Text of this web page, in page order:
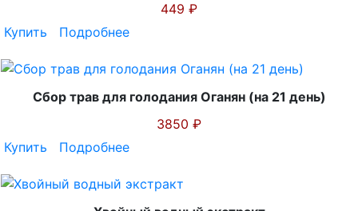
449 ₽
Купить
Подробнее
Сбор трав для голодания Оганян (на 21 день)
3850 ₽
Купить
Подробнее